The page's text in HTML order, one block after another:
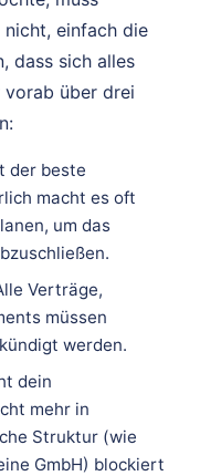
einfach die
dass sich alles
über drei
der beste
macht es oft
um das
Verträge,
müssen
werden.
dein
mehr in
Struktur (wie
GmbH) blockiert